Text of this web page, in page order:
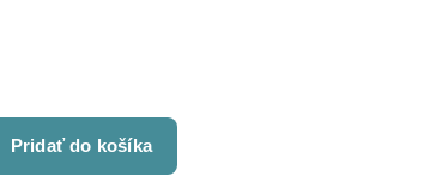
Pridať do košíka